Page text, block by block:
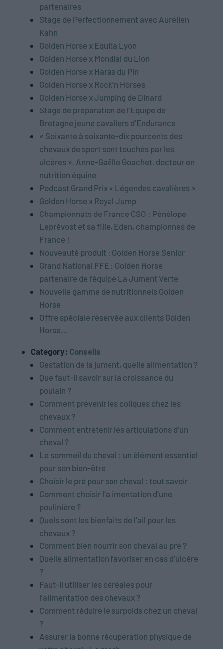
partenaires
Stage de Perfectionnement avec Aurélien
Kahn
Golden Horse x Equita Lyon
Golden Horse x Mondial du Lion
Golden Horse x Haras du Pin
Golden Horse x Rock’n Horses
Golden Horse x Jumping de Dinard
Stage de préparation de l’Equipe de
Bretagne jeune cavaliers d’Endurance
« Soixante à soixante-dix pourcents des
chevaux de sport sont touchés par les
ulcères », Anne-Gaëlle Goachet, docteur en
nutrition équine
Podcast Grand Prix « Légendes cavalières »
Golden Horse x Royal Jump
Championnats de France CSO : Pénélope
Leprévost et sa fille, Eden, championnes de
France !
Nouveauté produit : Golden Horse Senior
Grand National FFE : Golden Horse
partenaire de l’équipe La Jument Verte
Nouvelle gamme de nutritionnels Golden
Horse
Offre spéciale réservée aux clients Golden
Horse…
Category: Conseils
Gestation de la jument, quelle alimentation ?
Que faut-il savoir sur la croissance du
poulain ?
Comment prévenir les coliques chez les
chevaux ?
Comment entretenir les articulations d’un
cheval ?
Le sommeil du cheval : un élément essentiel
pour son bien-être
Choisir le pré pour son cheval : tout savoir
Comment choisir l’alimentation d’une
poulinière ?
Quels sont les bienfaits de l’ail pour les
chevaux ?
Comment bien nourrir son cheval au pré ?
Quelle alimentation favoriser en cas d’ulcère
?
Faut-il utiliser les céréales pour
l’alimentation des chevaux ?
Comment réduire le surpoids chez un cheval
?
Assurer la bonne récupération physique de